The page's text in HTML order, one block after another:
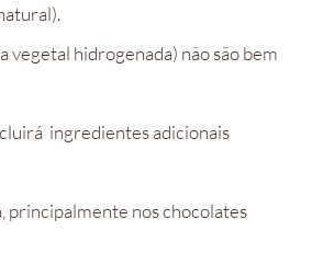
hidrogenada) não são bem
ingredientes adicionais
principalmente nos chocolates